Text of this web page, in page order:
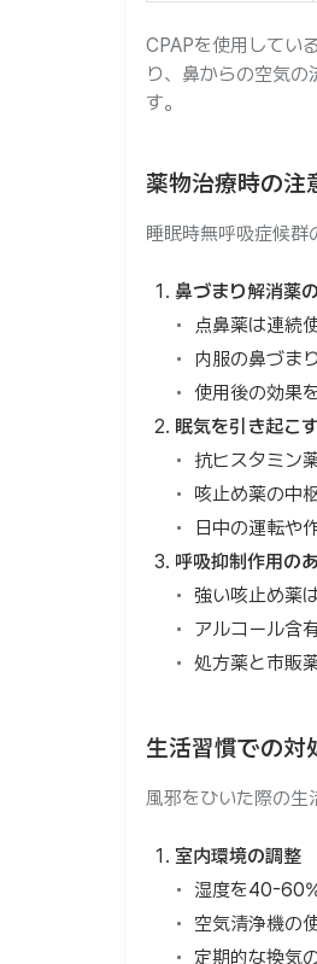
CPAPを使用してい
り、鼻からの空気
す。
薬物治療時の注
睡眠時無呼吸症候群
鼻づまり解消薬
点鼻薬は連続
内服の鼻づま
使用後の効果
眠気を引き起こ
抗ヒスタミン
咳止め薬の中
日中の運転や
呼吸抑制作用の
強い咳止め薬
アルコール含
処方薬と市販
生活習慣での対
風邪をひいた際の生
室内環境の調整
湿度を40-
空気清浄機の
定期的な換気